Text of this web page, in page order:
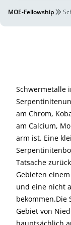
MOE-Fellowship
Schwermetalle
am Chrom,
am Calcium,
arm ist. Eine
Tatsache
Gebieten
und eine nicht
bekommen.Die
Gebiet von